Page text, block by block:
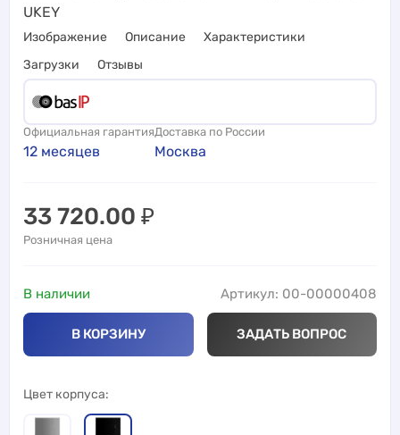
UKEY
Изображение Описание
Характеристики
Загрузки
Отзывы
Официальная гарантия
12 месяцев
Доставка по России
Москва
33 720.00 ₽
Розничная цена
В наличии Артикул: 00-00000408
В КОРЗИНУ ЗАДАТЬ ВОПРОС
Цвет корпуса